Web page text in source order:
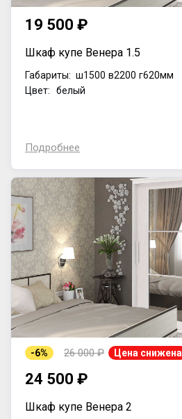
19 500 ₽
Шкаф купе Венера 1.5
Габариты: ш1500 в2200 г620мм
Цвет: белый
Подробнее
-6% 26 000 ₽ Цена снижена
24 500 ₽
Шкаф купе Венера 2